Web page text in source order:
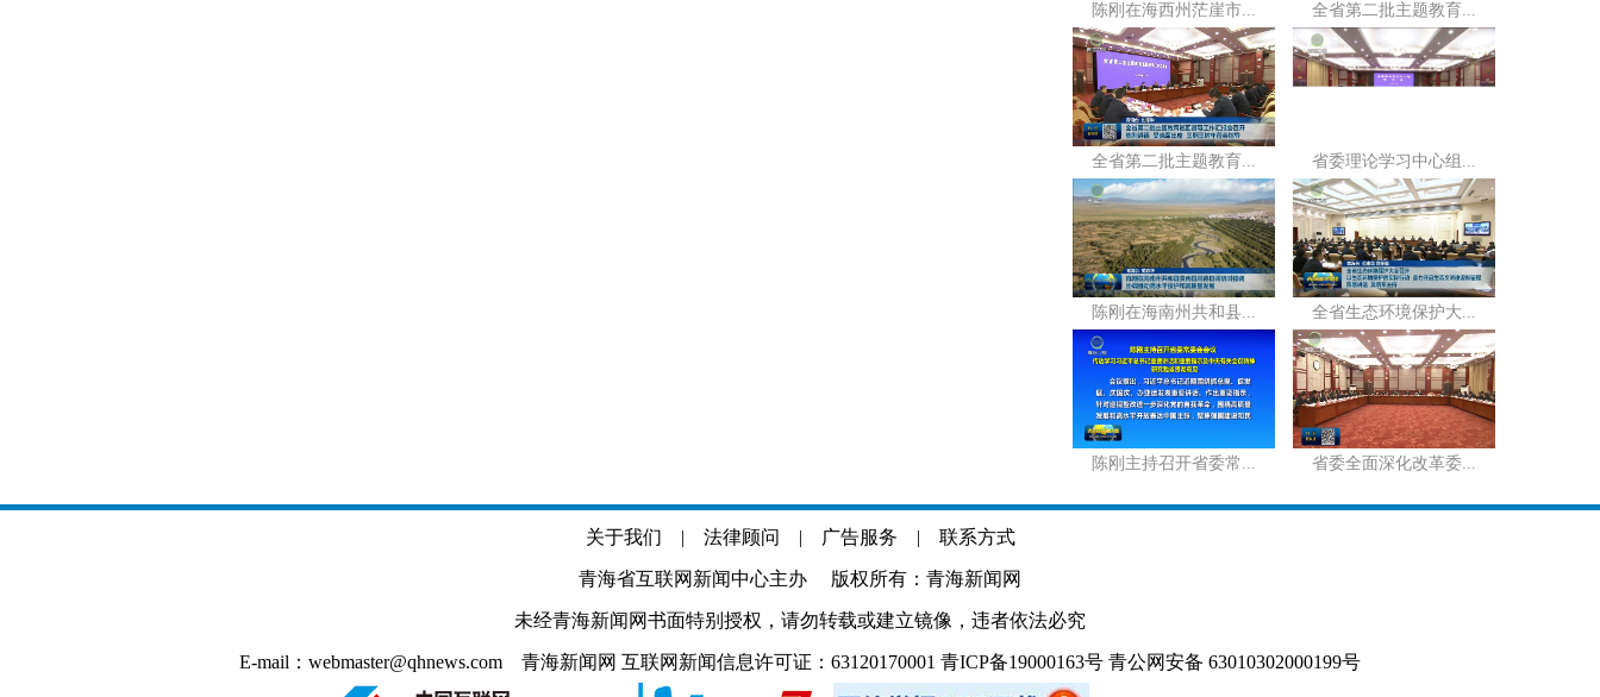
陈刚在海西州茫崖市...
全省第二批主题教育...
陈刚在海南州共和县...
陈刚主持召开省委常...
全省第二批主题教育...
省委理论学习中心组...
全省生态环境保护大...
省委全面深化改革委...
关于我们 | 法律顾问 | 广告服务 | 联系方式
青海省互联网新闻中心主办 版权所有：青海新闻网
未经青海新闻网书面特别授权，请勿转载或建立镜像，违者依法必究
E-mail：webmaster@qhnews.com 青海新闻网 互联网新闻信息许可证：63120170001 青ICP备19000163号 青公网安备 63010302000199号